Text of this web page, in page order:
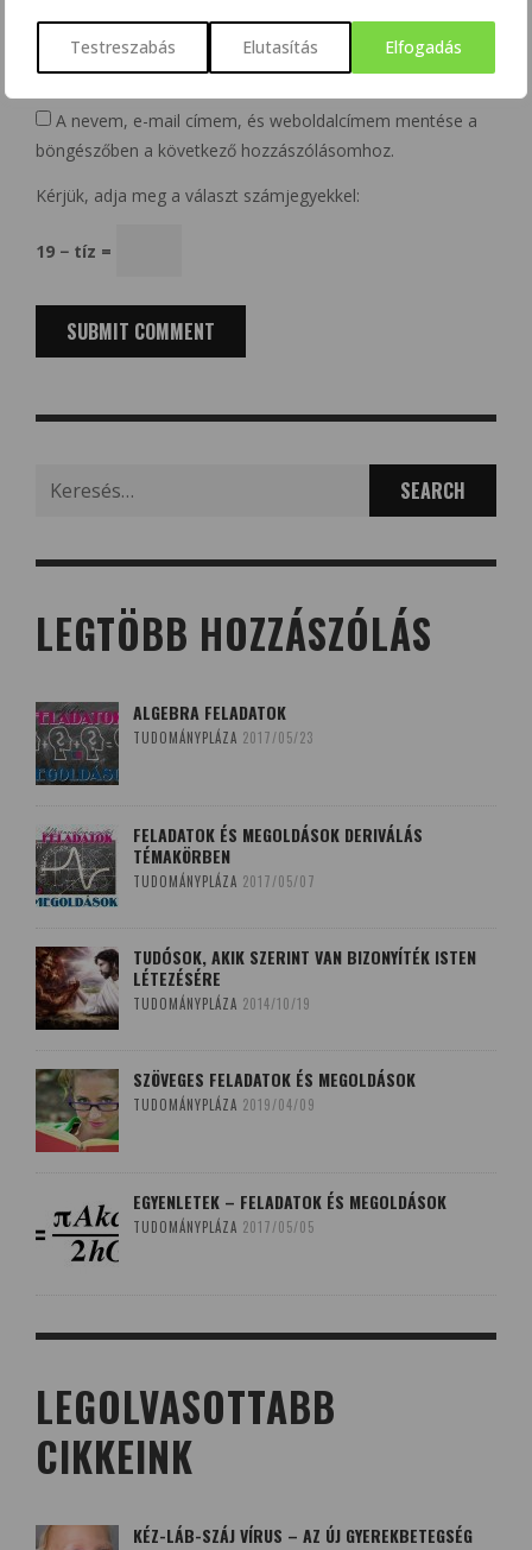
Testreszabás Elutasítás Elfogadás
Website
A nevem, e-mail címem, és weboldalcímem mentése a
böngészőben a következő hozzászólásomhoz.
Kérjük, adja meg a választ számjegyekkel:
19 − tíz =
for:
LEGTÖBB HOZZÁSZÓLÁS
ALGEBRA FELADATOK
TUDOMÁNYPLÁZA 2017/05/23
FELADATOK ÉS MEGOLDÁSOK DERIVÁLÁS
TÉMAKÖRBEN
TUDOMÁNYPLÁZA 2017/05/07
TUDÓSOK, AKIK SZERINT VAN BIZONYÍTÉK ISTEN
LÉTEZÉSÉRE
TUDOMÁNYPLÁZA 2014/10/19
SZÖVEGES FELADATOK ÉS MEGOLDÁSOK
TUDOMÁNYPLÁZA 2019/04/09
EGYENLETEK – FELADATOK ÉS MEGOLDÁSOK
TUDOMÁNYPLÁZA 2017/05/05
LEGOLVASOTTABB
CIKKEINK
KÉZ-LÁB-SZÁJ VÍRUS – AZ ÚJ GYEREKBETEGSÉG